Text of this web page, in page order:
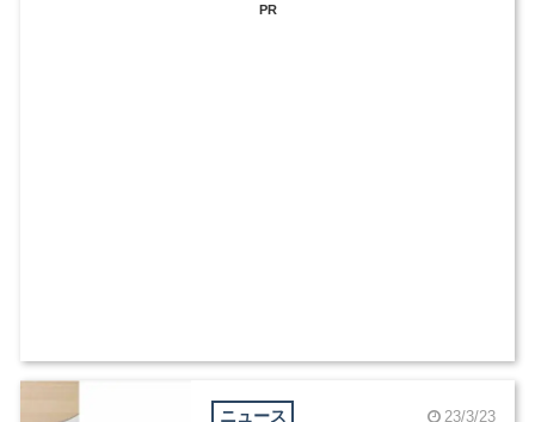
PR
ニュース 23/3/23